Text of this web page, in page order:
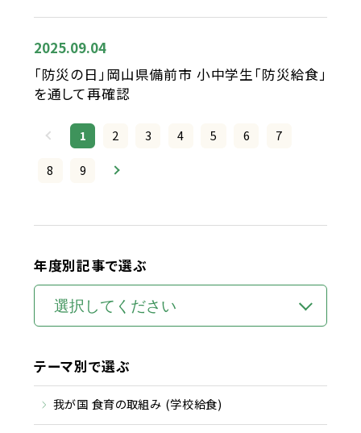
2025.09.04
「防災の日」岡山県備前市 小中学生「防災給食」
を通して再確認
1 2 3 4 5 6 7
8 9
年度別記事で選ぶ
テーマ別で選ぶ
我が国 食育の取組み (学校給食)